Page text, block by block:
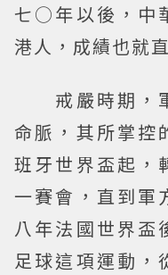
七○年以後，中
港人，成績也就
戒嚴時期，軍
命脈，其所掌控
班牙世界盃起，
一賽會，直到軍
八年法國世界盃
足球這項運動，